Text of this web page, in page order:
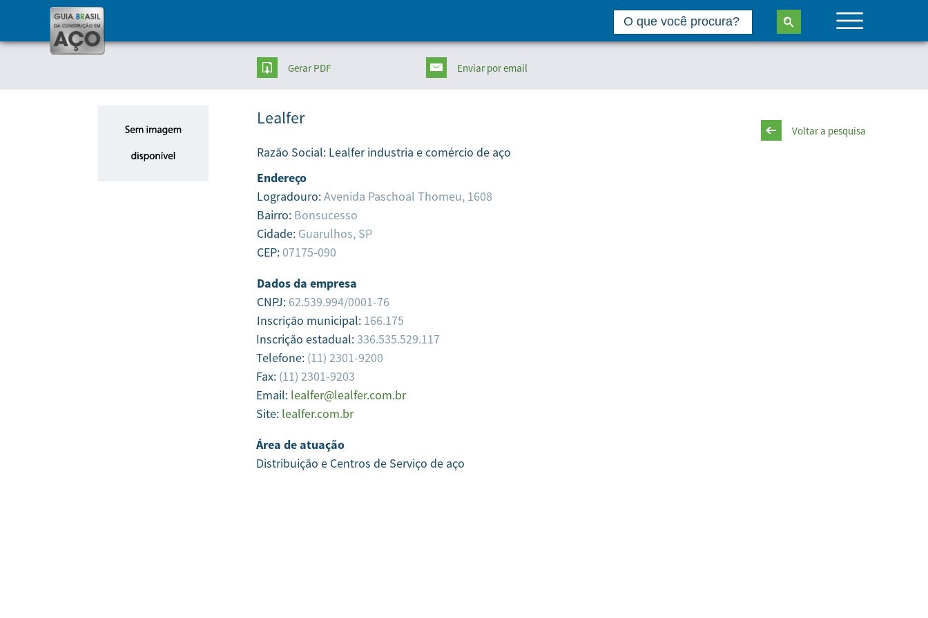
Gerar PDF Enviarpor email
Voltar a pesquisa
Lealfer
Razão Social: Lealfer industria e comércio de aço
Endereço
Logradouro:Avenida Paschoal Thomeu, 1608
Bairro: Bonsucesso
Cidade: Guarulhos, SP
CEP: 07175-090
Dados da empresa
CNPJ: 62.539.994/0001-76
Inscrição municipal: 166.175
Inscrição estadual:336.535.529.117
Telefone: (11) 2301-9200
Fax: (11) 2301-9203
Email: lealfer@lealfer.com.br
Site: lealfer.com.br
Área de atuação
Distribuição e Centros de Serviço de aço